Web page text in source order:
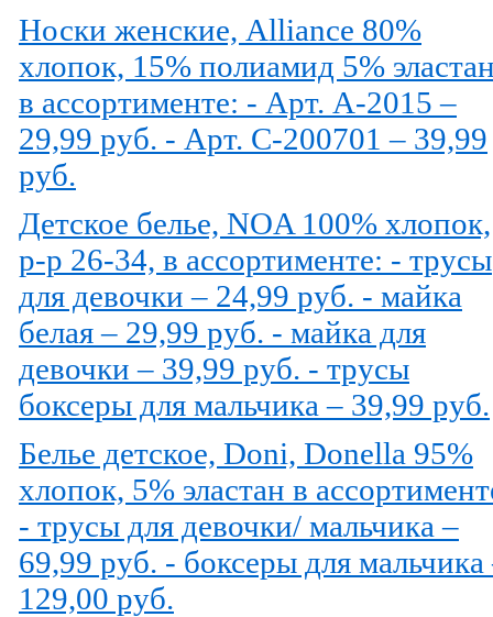
Носки женские, Alliance 80%
хлопок, 15% полиамид 5%
в ассортименте: - Арт. A-2015 –
29,99 руб. - Арт. C-200701 – 39,99
руб.
Детское белье, NOA 100% хлопок,
р-р 26-34, в ассортименте: - трусы
для девочки – 24,99 руб. - майка
белая – 29,99 руб. - майка для
девочки – 39,99 руб. - трусы
боксеры для мальчика – 39,99 руб.
Белье детское, Doni, Donella 95%
хлопок, 5% эластан в
- трусы для девочки/ мальчика –
69,99 руб. - боксеры для мальчика
129,00 руб.